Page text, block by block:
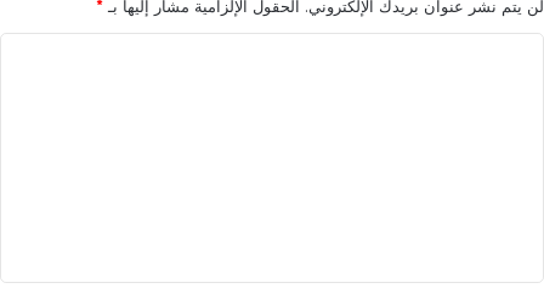
لن يتم نشر عنوان بريدك الإلكتروني. الحقول الإلزامية مشار إليها بـ*